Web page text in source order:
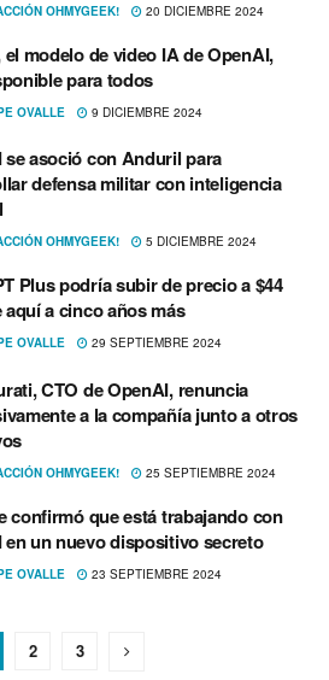
OHMYGEEK! 20 DICIEMBRE 2024
el modelo de video IA de OpenAI,
para todos
OVALLE 9 DICIEMBRE 2024
se asoció con Anduril para
defensa militar con inteligencia
OHMYGEEK! 5 DICIEMBRE 2024
Plus podría subir de precio a $44
aquí a cinco años más
OVALLE 29 SEPTIEMBRE 2024
CTO de OpenAI, renuncia
a la compañía junto a otros
OHMYGEEK! 25 SEPTIEMBRE 2024
confirmó que está trabajando con
en un nuevo dispositivo secreto
OVALLE 23 SEPTIEMBRE 2024
2 3